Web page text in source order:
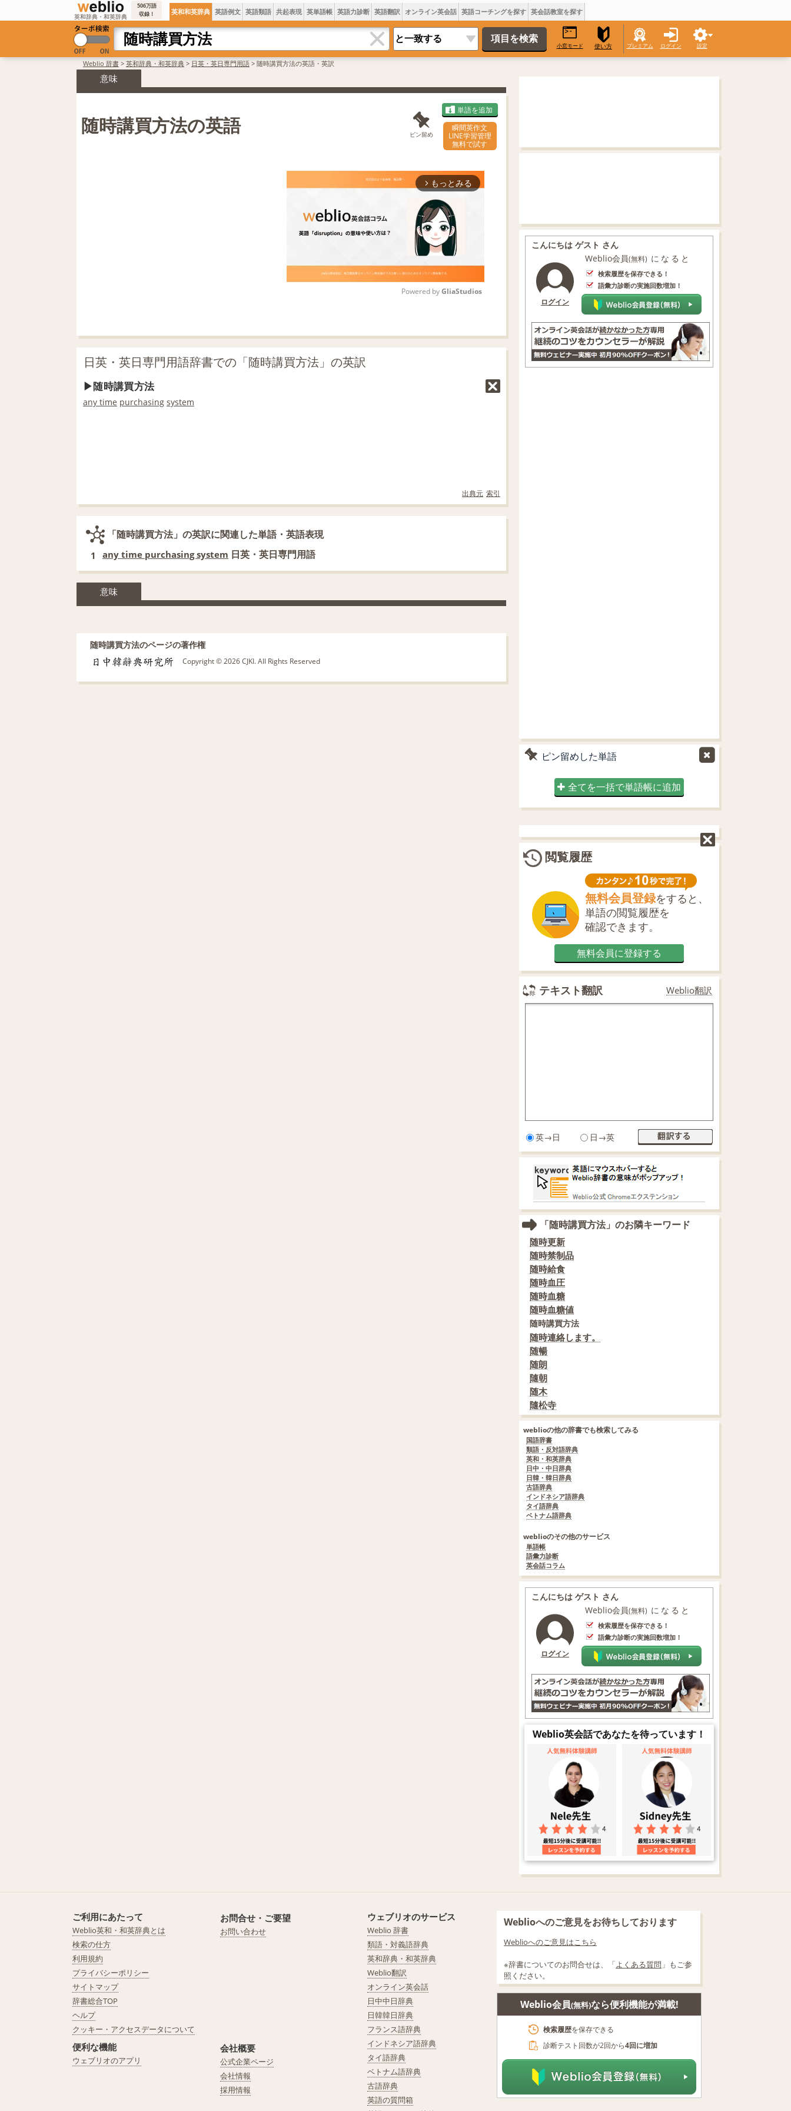
英和辞典・和英辞典
506万語
収録！
英和和英辞典 英語例文 英語類語 共起表現 英単語帳 英語力診断 英語翻訳 オンライン英会話 英語コーチングを探す 英会話教室を探す
小窓モード 使い方 プレミアム ログイン 設定
Weblio 辞書 > 英和辞典・和英辞典 > 日英・英日専門用語 > 随時講買方法の英語・英訳
意味
随時講買方法の英語 ピン留め
単語を追加
瞬間英作文
LINE学習管理
無料で試す
arrow_forward_ios もっとみる
Powered by GliaStudios
日英・英日専門用語辞書での「随時講買方法」の英訳
随時講買方法
any time purchasing system
出典元 索引
「随時講買方法」の英訳に関連した単語・英語表現
1 any time purchasing system 日英・英日専門用語
意味
随時講買方法のページの著作権
Copyright © 2026 CJKI. All Rights Reserved
こんにちは ゲスト さん
ログイン
Weblio会員(無料) になると
検索履歴を保存できる！
語彙力診断の実施回数増加！
ピン留めした単語
全てを一括で単語帳に追加
閲覧履歴
無料会員登録をすると、
単語の閲覧履歴を
確認できます。
無料会員に登録する
テキスト翻訳 Weblio翻訳
英→日 日→英
「随時講買方法」のお隣キーワード
随時更新
随時禁制品
随時給食
随時血圧
随時血糖
随時血糖値
随時講買方法
随時連絡します。
随暢
随朗
隨朝
随木
隨松寺
weblioの他の辞書でも検索してみる
国語辞書
類語・反対語辞典
英和・和英辞典
日中・中日辞典
日韓・韓日辞典
古語辞典
インドネシア語辞典
タイ語辞典
ベトナム語辞典
weblioのその他のサービス
単語帳
語彙力診断
英会話コラム
こんにちは ゲスト さん
ログイン
Weblio会員(無料) になると
検索履歴を保存できる！
語彙力診断の実施回数増加！
Weblio英会話であなたを待っています！
ご利用にあたって
Weblio英和・和英辞典とは
検索の仕方
利用規約
プライバシーポリシー
サイトマップ
辞書総合TOP
ヘルプ
クッキー・アクセスデータについて
便利な機能
ウェブリオのアプリ
お問合せ・ご要望
お問い合わせ
会社概要
公式企業ページ
会社情報
採用情報
ウェブリオのサービス
Weblio 辞書
類語・対義語辞典
英和辞典・和英辞典
Weblio翻訳
オンライン英会話
日中中日辞典
日韓韓日辞典
フランス語辞典
インドネシア語辞典
タイ語辞典
ベトナム語辞典
古語辞典
英語の質問箱
Weblioへのご意見をお待ちしております
Weblioへのご意見はこちら
※辞書についてのお問合せは、「よくある質問 」もご参
照ください。
Weblio会員(無料)なら便利機能が満載!
検索履歴を保存できる
診断テスト回数が2回から4回に増加